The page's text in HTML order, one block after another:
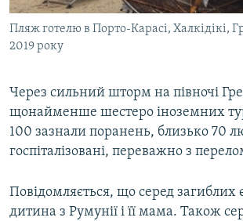
УКРАЇНСЬКА ПРОБЛЕМА КРИМУ
ІНФОГРАФІКА
ДОЛУЧАЙСЯ!
Усі сайти RFE/RL
Пляж готелю в Порто-Карасі, Халкідікі,
2019 року
Через сильний шторм на півночі
щонайменше шестеро іноземних
100 зазнали поранень, близько 70
госпіталізовані, переважно з
Повідомляється, що серед загиблих
дитина з Румунії і її мама. Також